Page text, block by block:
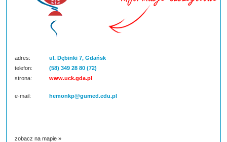
adres:
ul. Dębinki 7, Gdańsk
telefon:
(58) 349 28 80 (72)
strona:
www.uck.gda.pl
e-mail: hemonkp@gumed.edu.pl
zobacz na mapie »